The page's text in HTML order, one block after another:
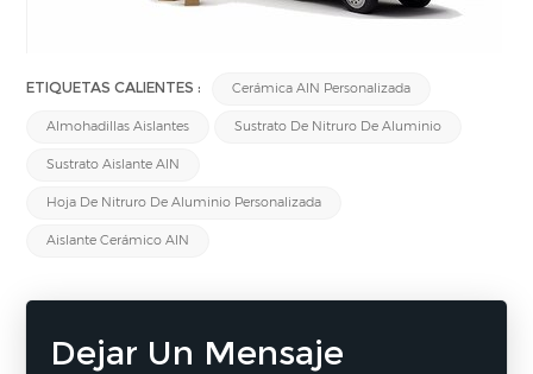
ETIQUETAS CALIENTES : Cerámica AlN Personalizada
Almohadillas Aislantes Sustrato De Nitruro De Aluminio
Sustrato Aislante AlN
Hoja De Nitruro De Aluminio Personalizada
Aislante Cerámico AlN
Dejar Un Mensaje